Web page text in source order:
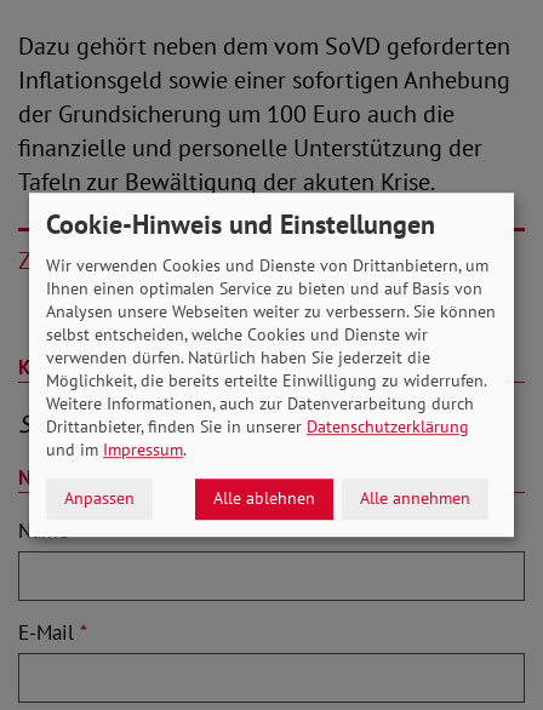
Dazu gehört neben dem vom SoVD geforderten
Inflationsgeld sowie einer sofortigen Anhebung
der Grundsicherung um 100 Euro auch die
finanzielle und personelle Unterstützung der
Tafeln zur Bewältigung der akuten Krise.
Zurück
Kommentare (0)
Sei der Erste, der kommentiert
Neuen Kommentar schreiben
Name*
E-Mail *
Cookie-Hinweis und Einstellungen
Wir verwenden Cookies und Dienste von Drittanbietern, um
Ihnen einen optimalen Service zu bieten und auf Basis von
Analysen unsere Webseiten weiter zu verbessern. Sie können
selbst entscheiden, welche Cookies und Dienste wir
verwenden dürfen. Natürlich haben Sie jederzeit die
Möglichkeit, die bereits erteilte Einwilligung zu widerrufen.
Weitere Informationen, auch zur Datenverarbeitung durch
Drittanbieter, finden Sie in unserer Datenschutzerklärung
und im Impressum.
Anpassen Alle ablehnen Alle annehmen